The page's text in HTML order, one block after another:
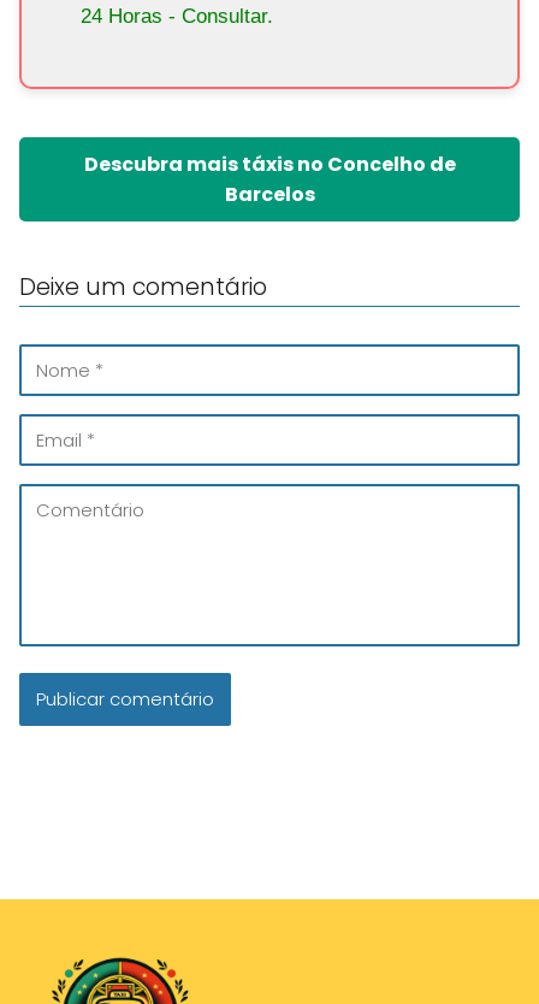
24 Horas - Consultar.
Descubra mais táxis no Concelho de
Barcelos
Deixe um comentário